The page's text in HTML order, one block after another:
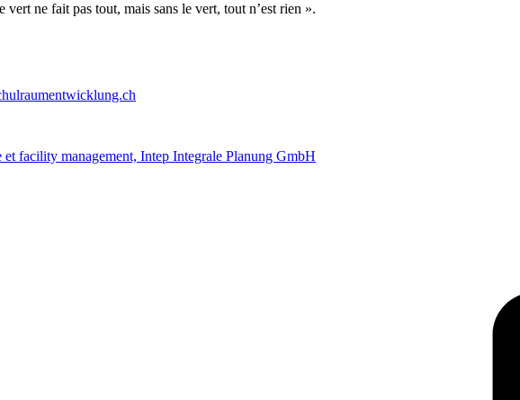
ne fait pas tout, mais sans le vert, tout n’est rien ».
facility management, Intep Integrale Planung GmbH